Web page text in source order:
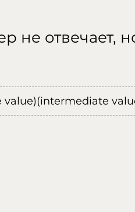
не отвечает,
value)(intermediate